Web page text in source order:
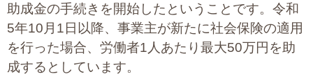
助成金の手続きを開始したということです。令和
5年10月1日以降、事業主が新たに社会保険の適用
を行った場合、労働者1人あたり最大50万円を助
成するとしています。